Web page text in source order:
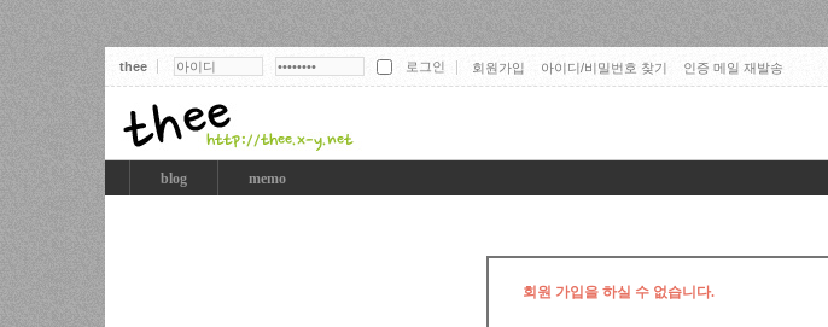
thee 회원가입 아이디/비밀번호 찾기 인증 메일 재발송
blog memo
회원 가입을 하실 수 없습니다.